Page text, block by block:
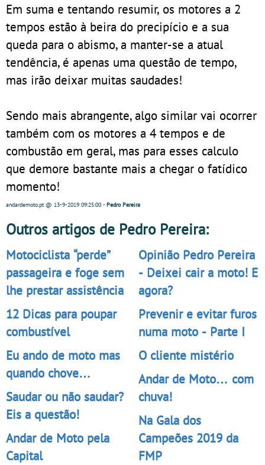
Em suma e tentando resumir, os motores a 2
tempos estão à beira do precipício e a sua
queda para o abismo, a manter-se a atual
tendência, é apenas uma questão de tempo,
mas irão deixar muitas saudades!
Sendo mais abrangente, algo similar vai ocorrer
também com os motores a 4 tempos e de
combustão em geral, mas para esses calculo
que demore bastante mais a chegar o fatídico
momento!
andardemoto.pt@ 13-9-2019 09:25:00 - Pedro Pereira
Outros artigos de Pedro Pereira:
Motociclista “perde”
passageira e foge sem
lhe prestar assistência
12 Dicas para poupar
combustível
Eu ando de moto mas
quando chove…
Saudar ou não saudar?
Eis a questão!
Andar de Moto pela
Capital
Opinião Pedro Pereira
- Deixei cair a moto! E
agora?
Prevenir e evitar furos
numa moto - Parte I
O cliente mistério
Andar de Moto… com
chuva!
Na Gala dos
Campeões 2019 da
FMP